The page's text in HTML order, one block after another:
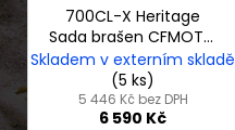
700CL-X Heritage
Sada brašen CFMOTO
s držáky
Skladem v externím skladě
(5 ks)
5 446 Kč bez DPH
6 590 Kč